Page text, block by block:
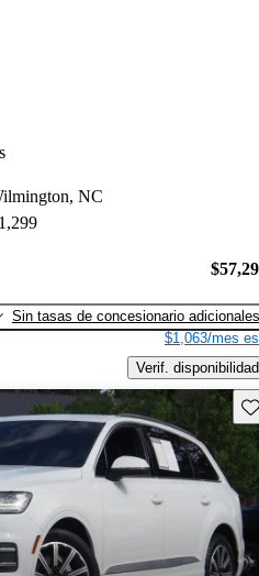
NC
Sin tasas de concesionario adicionales
$1,063/mes
Verif. disponibilidad